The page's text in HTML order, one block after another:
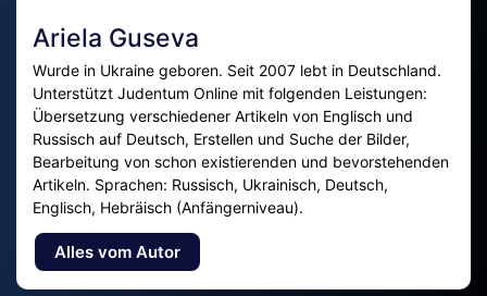
Ariela Guseva
Wurde in Ukraine geboren. Seit 2007 lebt in Deutschland.
Unterstützt Judentum Online mit folgenden Leistungen:
Übersetzung verschiedener Artikeln von Englisch und
Russisch auf Deutsch, Erstellen und Suche der Bilder,
Bearbeitung von schon existierenden und bevorstehenden
Artikeln. Sprachen: Russisch, Ukrainisch, Deutsch,
Englisch, Hebräisch (Anfängerniveau).
Alles vom Autor